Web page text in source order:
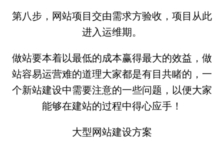
第八步，网站项目交由需求方验收，项目从此
进入运维期。
做站要本着以最低的成本赢得最大的效益，做
站容易运营难的道理大家都是有目共睹的，一
个新站建设中需要注意的一些问题，以便大家
能够在建站的过程中得心应手！
大型网站建设方案